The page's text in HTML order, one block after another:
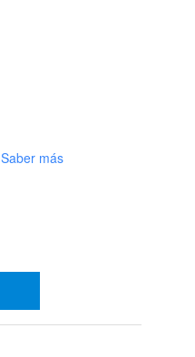
Saber más